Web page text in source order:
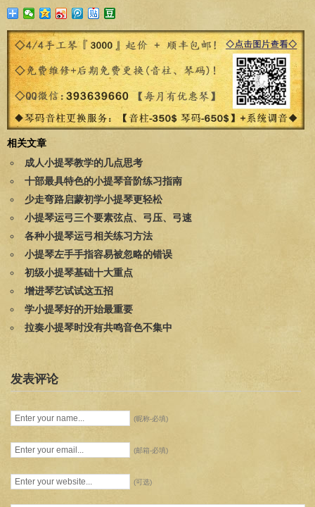
相关文章
成人小提琴教学的几点思考
十部最具特色的小提琴音阶练习指南
少走弯路启蒙初学小提琴更轻松
小提琴运弓三个要素弦点、弓压、弓速
各种小提琴运弓相关练习方法
小提琴左手手指容易被忽略的错误
初级小提琴基础十大重点
增进琴艺试试这五招
学小提琴好的开始最重要
拉奏小提琴时没有共鸣音色不集中
发表评论
(昵称-必填)
(邮箱-必填)
(可选)